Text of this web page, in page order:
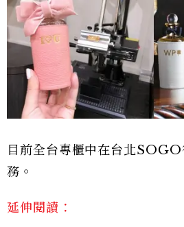
目前全台專櫃中在台北
務。
延伸閱讀：